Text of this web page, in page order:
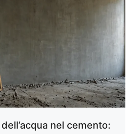
nel cemento: